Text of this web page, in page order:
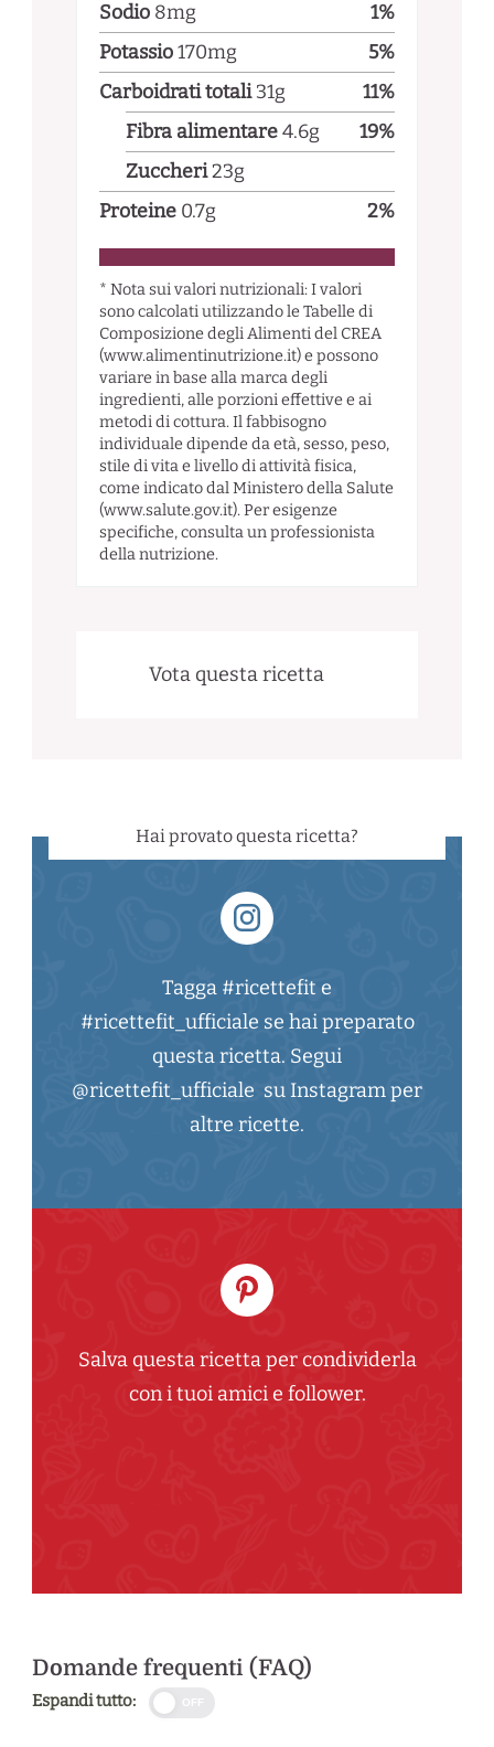
Sodio 8mg 1%
Potassio170mg 5%
Carboidrati totali 31g 11%
Fibra alimentare4.6g 19%
Zuccheri23g
Proteine 0.7g 2%
* Nota sui valori nutrizionali: I valori
sono calcolati utilizzando le Tabelle di
Composizione degli Alimenti del CREA
(www.alimentinutrizione.it) e possono
variare in base alla marca degli
ingredienti, alle porzioni effettive e ai
metodi di cottura. Il fabbisogno
individuale dipende da età, sesso, peso,
stile di vita e livello di attività fisica,
come indicato dal Ministero della Salute
(www.salute.gov.it). Per esigenze
specifiche, consulta un professionista
della nutrizione.
Vota questa ricetta
Hai provato questa ricetta?
Tagga #ricettefit e
#ricettefit_ufficiale se hai preparato
questa ricetta. Segui
@ricettefit_ufficiale su Instagram per
altre ricette.
Salva questa ricetta per condividerla
con i tuoi amici e follower.
Domande frequenti (FAQ)
Espandi tutto: